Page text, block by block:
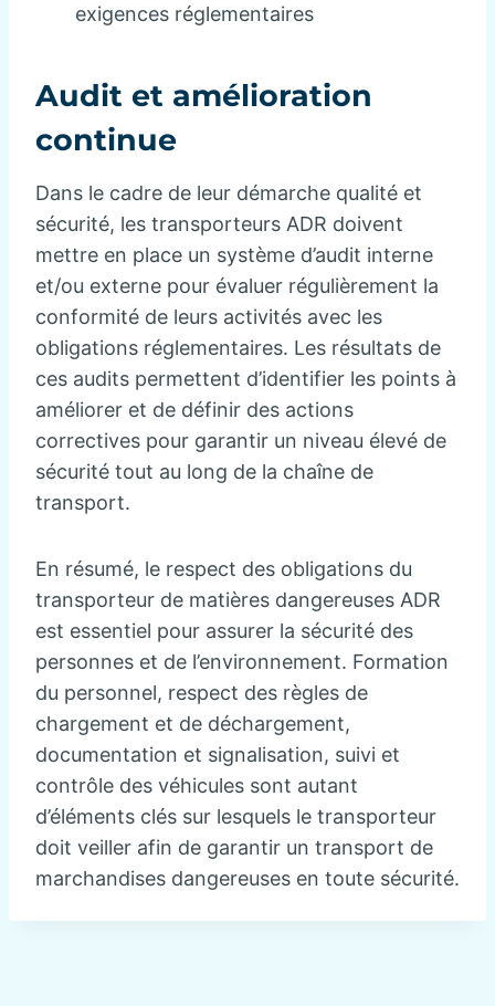
exigences réglementaires
Audit et amélioration
continue
Dans le cadre de leur démarche qualité et
sécurité, les transporteurs ADR doivent
mettre en place un système d’audit interne
et/ou externe pour évaluer régulièrement la
conformité de leurs activités avec les
obligations réglementaires. Les résultats de
ces audits permettent d’identifier les points à
améliorer et de définir des actions
correctives pour garantir un niveau élevé de
sécurité tout au long de la chaîne de
transport.
En résumé, le respect des obligations du
transporteur de matières dangereuses ADR
est essentiel pour assurer la sécurité des
personnes et de l’environnement. Formation
du personnel, respect des règles de
chargement et de déchargement,
documentation et signalisation, suivi et
contrôle des véhicules sont autant
d’éléments clés sur lesquels le transporteur
doit veiller afin de garantir un transport de
marchandises dangereuses en toute sécurité.